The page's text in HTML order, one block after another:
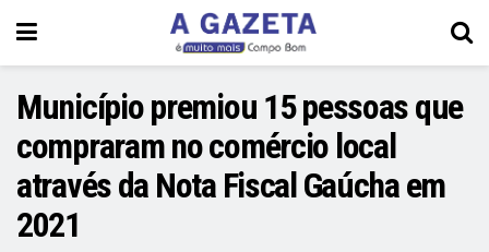
Município premiou 15 pessoas que
compraram no comércio local
através da Nota Fiscal Gaúcha em
2021